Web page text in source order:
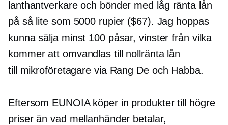
lanthantverkare och bönder med låg ränta lån
på så lite som 5000 rupier ($67). Jag hoppas
kunna sälja minst 100 påsar, vinster från vilka
kommer att omvandlas till nollräntalån
till mikroföretagare via Rang De och Habba.
Eftersom EUNOIA köper in produkter till högre
priser än vad mellanhänder betalar,